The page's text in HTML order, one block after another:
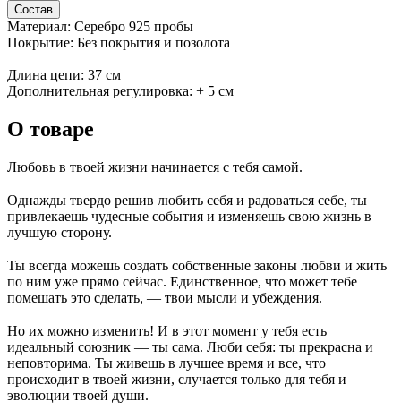
Состав
Материал: Серебро 925 пробы
Покрытие: Без покрытия и позолота
Длина цепи: 37 см
Дополнительная регулировка: + 5 см
О товаре
Любовь в твоей жизни начинается с тебя самой.
Однажды твердо решив любить себя и радоваться себе, ты
привлекаешь чудесные события и изменяешь свою жизнь в
лучшую сторону.
Ты всегда можешь создать собственные законы любви и жить
по ним уже прямо сейчас. Единственное, что может тебе
помешать это сделать, — твои мысли и убеждения.
Но их можно изменить! И в этот момент у тебя есть
идеальный союзник — ты сама. Люби себя: ты прекрасна и
неповторима. Ты живешь в лучшее время и все, что
происходит в твоей жизни, случается только для тебя и
эволюции твоей души.